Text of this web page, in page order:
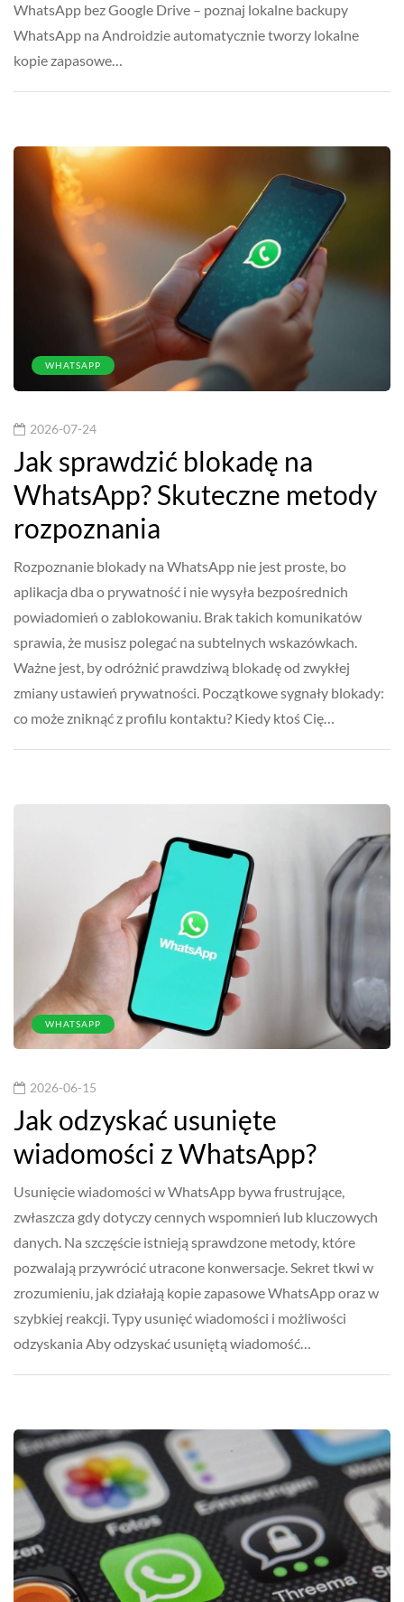
WhatsApp bez Google Drive – poznaj lokalne backupy
WhatsApp na Androidzie automatycznie tworzy lokalne
kopie zapasowe…
WHATSAPP
2026-07-24
Jak sprawdzić blokadę na
WhatsApp? Skuteczne metody
rozpoznania
Rozpoznanie blokady na WhatsApp nie jest proste, bo
aplikacja dba o prywatność i nie wysyła bezpośrednich
powiadomień o zablokowaniu. Brak takich komunikatów
sprawia, że musisz polegać na subtelnych wskazówkach.
Ważne jest, by odróżnić prawdziwą blokadę od zwykłej
zmiany ustawień prywatności. Początkowe sygnały blokady:
co może zniknąć z profilu kontaktu? Kiedy ktoś Cię…
WHATSAPP
2026-06-15
Jak odzyskać usunięte
wiadomości z WhatsApp?
Usunięcie wiadomości w WhatsApp bywa frustrujące,
zwłaszcza gdy dotyczy cennych wspomnień lub kluczowych
danych. Na szczęście istnieją sprawdzone metody, które
pozwalają przywrócić utracone konwersacje. Sekret tkwi w
zrozumieniu, jak działają kopie zapasowe WhatsApp oraz w
szybkiej reakcji. Typy usunięć wiadomości i możliwości
odzyskania Aby odzyskać usuniętą wiadomość…